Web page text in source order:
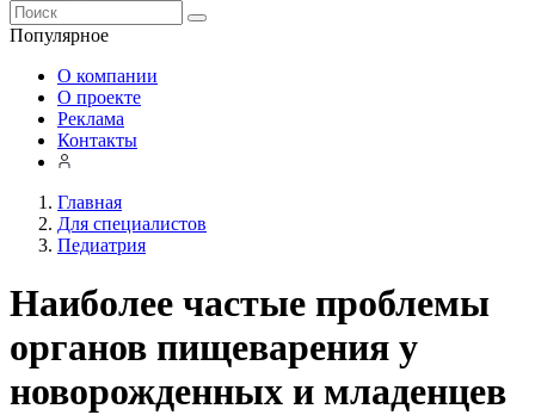
Популярное
О компании
О проекте
Реклама
Контакты
Главная
Для специалистов
Педиатрия
Наиболее частые проблемы
органов пищеварения у
новорожденных и младенцев